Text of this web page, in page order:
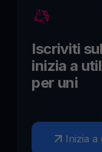
Iscriviti
inizia a
per uni
Inizia a